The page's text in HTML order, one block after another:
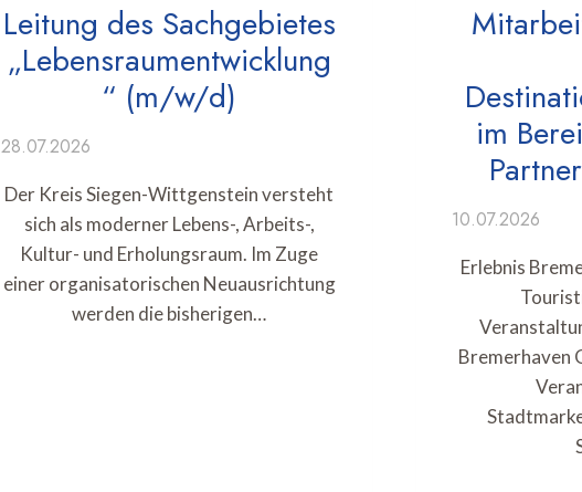
Leitung des Sachgebietes
„Lebensraumentwicklung
“ (m/w/d)
28.07.2026
Der Kreis Siegen-Wittgenstein versteht
sich als moderner Lebens-, Arbeits-,
Kultur- und Erholungsraum. Im Zuge
einer organisatorischen Neuausrichtung
werden die bisherigen…
im
10.07.2026
Erlebnis
Bremerhaven